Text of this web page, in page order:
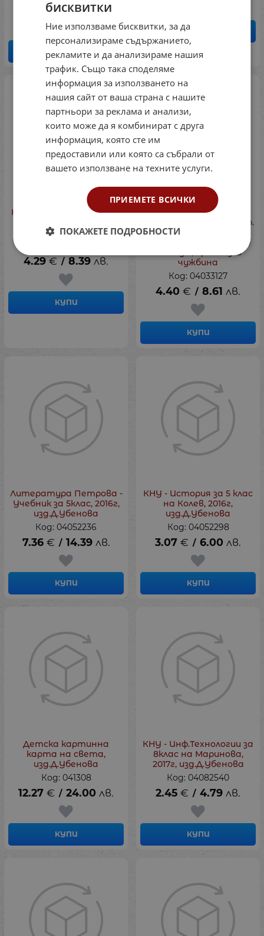
€ / 29.81 лв.
КУПИ
КУПИ
КНУ - Бълг.език и л-ра за
2016г,изд.Д.Убенова
4.29 € / 8.39 лв.
КУПИ
С моята България в
сърцето: Учебна тетр.
по Бълг.език и литер.
3клас - за подпомагане
на обуч., организ. в
чужбина
Код: 04033127
4.40 € / 8.61 лв.
КУПИ
Литература Петрова -
Учебник за 5клас, 2016г,
изд.Д.Убенова
Код: 04052236
7.36 € / 14.39 лв.
КУПИ
КНУ - История за 5 клас
на Колев, 2016г,
изд.Д.Убенова
Код: 04052298
3.07 € / 6.00 лв.
КУПИ
Детска картинна
карта на света,
изд.Д.Убенова
Код: 041308
12.27 € / 24.00 лв.
КУПИ
КНУ - Инф.Технологии за
8клас на Маринова,
2017г, изд.Д.Убенова
Код: 04082540
2.45 € / 4.79 лв.
КУПИ
бисквитки
Ние използваме бисквитки, за да
персонализираме съдържанието,
рекламите и да анализираме нашия
трафик. Също така споделяме
информация за използването на
нашия сайт от ваша страна с нашите
партньори за реклама и анализи,
които може да я комбинират с друга
информация, която сте им
предоставили или която са събрали от
вашето използване на техните услуги.
ПРИЕМЕТЕ ВСИЧКИ
ПОКАЖЕТЕ ПОДРОБНОСТИ